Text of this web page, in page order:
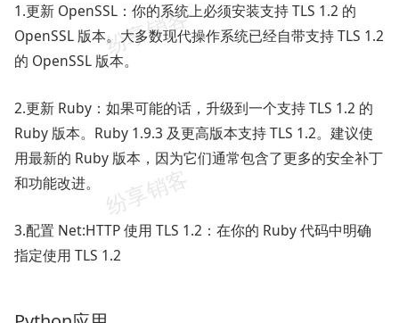
1.更新 OpenSSL：你的系统上必须安装支持 TLS 1.2 的
OpenSSL 版本。大多数现代操作系统已经自带支持 TLS 1.2
的 OpenSSL 版本。
2.更新 Ruby：如果可能的话，升级到一个支持 TLS 1.2 的
Ruby 版本。Ruby 1.9.3 及更高版本支持 TLS 1.2。建议使
用最新的 Ruby 版本，因为它们通常包含了更多的安全补丁
和功能改进。
3.配置 Net:HTTP 使用 TLS 1.2：在你的 Ruby 代码中明确
指定使用 TLS 1.2